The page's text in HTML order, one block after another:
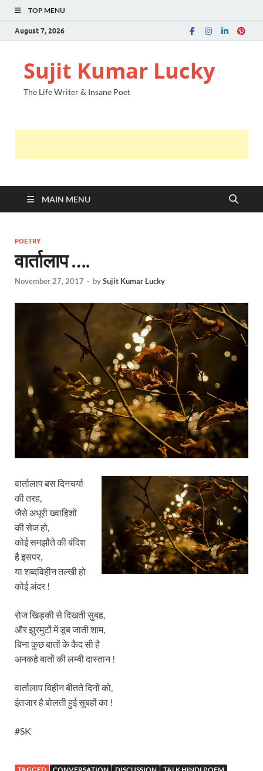
TOP MENU
August 7, 2026
Sujit Kumar Lucky
The Life Writer & Insane Poet
MAIN MENU
POETRY
वार्तालाप ….
November 27, 2017 - bySujit Kumar Lucky
वार्तालाप बस दिनचर्या
की तरह,
जैसे अधूरी ख्वाहिशों
की सेज हो,
कोई समझौते की बंदिश
है इसपर,
या शब्दविहीन तल्खी हो
कोई अंदर !
रोज खिड़की से दिखती सुबह,
और झुरमुटों में डूब जाती शाम,
बिना कुछ बातों के कैद सी है
अनकहे बातों की लम्बी दास्तान !
वार्तालाप विहीन बीतते दिनों को,
इंतजार है बोलती हुई सुबहों का !
#SK